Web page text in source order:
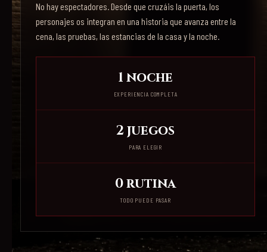
No hay espectadores. Desde que cruzáis la puerta, los
personajes os integran en una historia que avanza entre la
cena, las pruebas, las estancias de la casa y la noche.
1 noche
EXPERIENCIA COMPLETA
2 juegos
PARA ELEGIR
0 rutina
TODO PUEDE PASAR